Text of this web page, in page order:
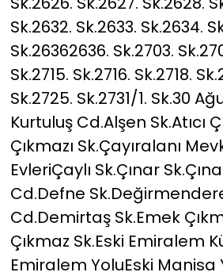
Sk.2632. Sk.2633. Sk.2634.
Sk.26362636. Sk.2703.
Sk.2715. Sk.2716. Sk.2718.
Sk.2725. Sk.2731/1. Sk.30
Kurtuluş Cd.Alşen Sk.Atıcı
Çıkmazı Sk.Çayıralanı
EvleriÇaylı Sk.Çınar
Cd.Defne
Cd.Demirtaş Sk.Emek
Çıkmaz Sk.Eski Emiralem
Emiralem YoluEski Manisa